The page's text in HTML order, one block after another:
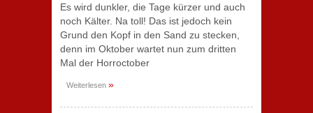
Es wird dunkler, die Tage kürzer und auch
noch Kälter. Na toll! Das ist jedoch kein
Grund den Kopf in den Sand zu stecken,
denn im Oktober wartet nun zum dritten
Mal der Horroctober
Weiterlesen »